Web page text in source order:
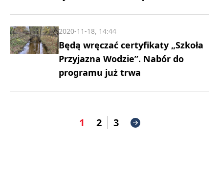
Będą wręczać certyfikaty „Szkoła
Przyjazna Wodzie”. Nabór do
programu już trwa
2020-11-18, 14:44
1 2 3